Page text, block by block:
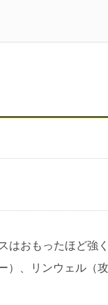
はおもったほど強
）、リンウェル（